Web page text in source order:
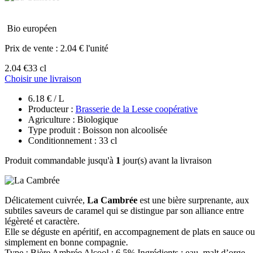
Bio européen
Prix de vente : 2.04 € l'unité
2.04 €33 cl
Choisir une livraison
6.18 € / L
Producteur : Brasserie de la Lesse coopérative
Agriculture : Biologique
Type produit : Boisson non alcoolisée
Conditionnement : 33 cl
Produit commandable jusqu'à 1 jour(s) avant la livraison
Délicatement cuivrée, La Cambrée est une bière surprenante, aux
subtiles saveurs de caramel qui se distingue par son alliance entre
légèreté et caractère.
Elle se déguste en apéritif, en accompagnement de plats en sauce ou
simplement en bonne compagnie.